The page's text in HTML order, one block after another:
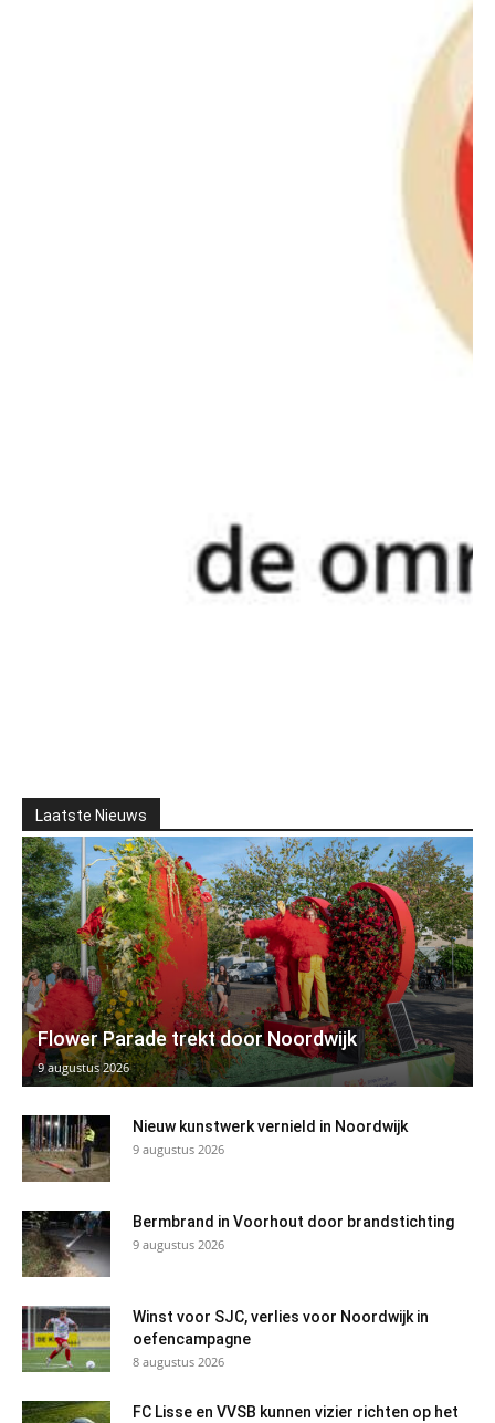
Laatste Nieuws
Flower Parade trekt door Noordwijk
9 augustus 2026
Nieuw kunstwerk vernield in Noordwijk
9 augustus 2026
Bermbrand in Voorhout door brandstichting
9 augustus 2026
Winst voor SJC, verlies voor Noordwijk in
oefencampagne
8 augustus 2026
FC Lisse en VVSB kunnen vizier richten op het